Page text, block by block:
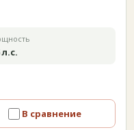
л.с.
В сравнение